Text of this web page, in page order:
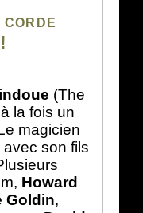
(The
la fois un
magicien
avec son fils
Howard
Goldin,